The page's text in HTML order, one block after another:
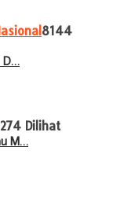
8144
D…
Dilihat
M…